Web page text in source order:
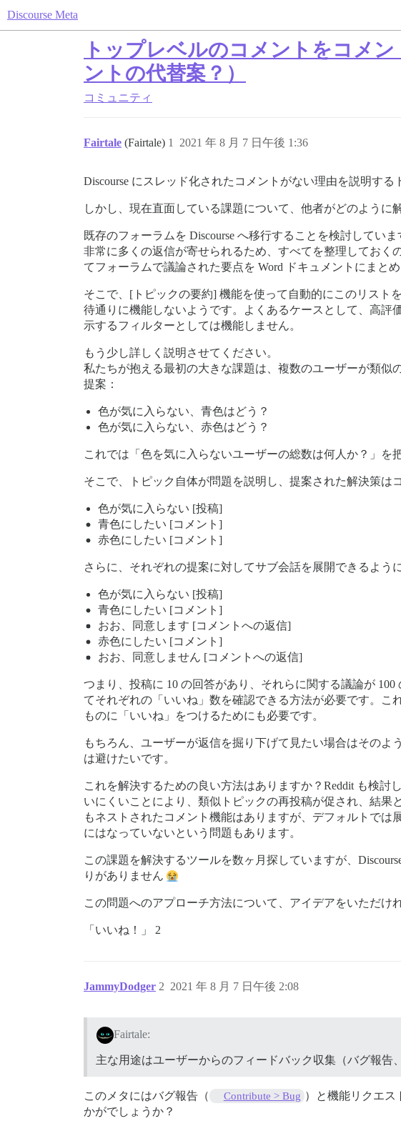
Discourse Meta
トップレベルのコメントをコメ
ントの代替案？）
コミュニティ
Fairtale (Fairtale) 2021 年 8 月 7 日午後 1:36
1
Discourse にスレッド化されたコメントがない理由を説明する
しかし、現在直面している課題について、他者がどのように
既存のフォーラムを Discourse へ移行することを検討してい
非常に多くの返信が寄せられるため、すべてを整理してお
てフォーラムで議論された要点を Word ドキュメントにまと
そこで、[トピックの要約] 機能を使って自動的にこのリスト
待通りに機能しないようです。よくあるケースとして、高
示するフィルターとしては機能しません。
もう少し詳しく説明させてください。
私たちが抱える最初の大きな課題は、複数のユーザーが類似
提案：
色が気に入らない、青色はどう？
色が気に入らない、赤色はどう？
これでは「色を気に入らないユーザーの総数は何人か？」を
そこで、トピック自体が問題を説明し、提案された解決策は
色が気に入らない [投稿]
青色にしたい [コメント]
赤色にしたい [コメント]
さらに、それぞれの提案に対してサブ会話を展開できるよう
色が気に入らない [投稿]
青色にしたい [コメント]
おお、同意します [コメントへの返信]
赤色にしたい [コメント]
おお、同意しません [コメントへの返信]
つまり、投稿に 10 の回答があり、それらに関する議論が
てそれぞれの「いいね」数を確認できる方法が必要です。
ものに「いいね」をつけるためにも必要です。
もちろん、ユーザーが返信を掘り下げて見たい場合はその
は避けたいです。
これを解決するための良い方法はありますか？Reddit も検
いにくいことにより、類似トピックの再投稿が促され、結果
もネストされたコメント機能はありますが、デフォルトで
にはなっていないという問題もあります。
この課題を解決するツールを数ヶ月探していますが、
りがありません
この問題へのアプローチ方法について、アイデアをいただけ
「いいね！」 2
JammyDodger 2021 年 8 月 7 日午後 2:08
2
Fairtale:
主な用途はユーザーからのフィードバック収集（バグ報告
このメタにはバグ報告（ Contribute > Bug ）と機能リクエス
かがでしょうか？